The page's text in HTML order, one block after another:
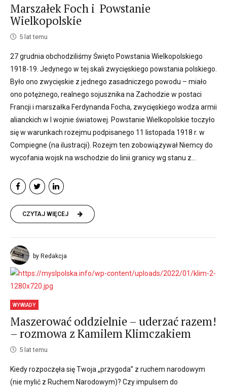
Marszałek Foch i Powstanie
Wielkopolskie
5 lat temu
27 grudnia obchodziliśmy Święto Powstania Wielkopolskiego
1918-19. Jedynego w tej skali zwycięskiego powstania polskiego.
Było ono zwycięskie z jednego zasadniczego powodu – miało
ono potężnego, realnego sojusznika na Zachodzie w postaci
Francji i marszałka Ferdynanda Focha, zwycięskiego wodza armii
alianckich w I wojnie światowej. Powstanie Wielkopolskie toczyło
się w warunkach rozejmu podpisanego 11 listopada 1918 r. w
Compiegne (na ilustracji). Rozejm ten zobowiązywał Niemcy do
wycofania wojsk na wschodzie do linii granicy wg stanu z...
CZYTAJ WIĘCEJ
by Redakcja
WYWIADY
Maszerować oddzielnie – uderzać razem!
– rozmowa z Kamilem Klimczakiem
5 lat temu
Kiedy rozpoczęła się Twoja „przygoda” z ruchem narodowym
(nie mylić z Ruchem Narodowym)? Czy impulsem do